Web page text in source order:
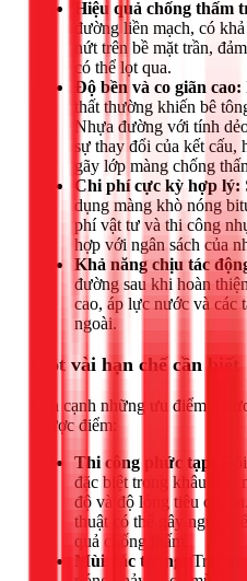
Hiệu quả chống thấm
đường liền mạch, có
nứt trên bề mặt trần,
có thể lọt qua.
Độ bền và co giãn cao:
thất thường khiến bê
Nhựa đường với tính
sự thay đổi của kết cấu,
gãy lớp màng chống
Chi phí cực kỳ hợp lý:
dụng màng khò nóng
phí vật tư và thi công
hợp với ngân sách của
Khả năng chịu tác
đường sau khi hoàn
cao, áp lực nước và các
ngoài.
Một vài hạn chế cần biết
Bên cạnh những ưu điểm,
nhược điểm:
Thi công phức tạp:
đặc biệt trong khâu đun
độ và độ lỏng tiêu
thuật có thể gây nguy
quả chống thấm.
Mùi đặc trưng:
Trong